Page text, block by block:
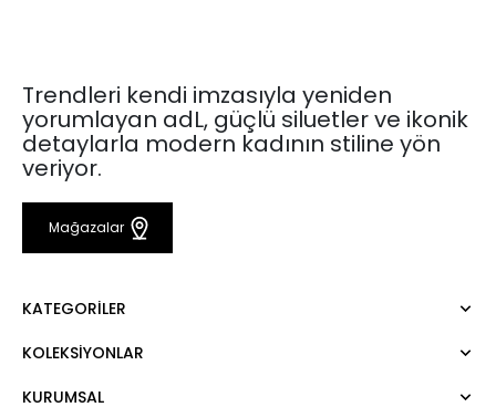
Trendleri kendi imzasıyla yeniden
yorumlayan adL, güçlü siluetler ve ikonik
detaylarla modern kadının stiline yön
veriyor.
Mağazalar
KATEGORILER
Elbise
KOLEKSIYONLAR
Mert Aslan
KURUMSAL